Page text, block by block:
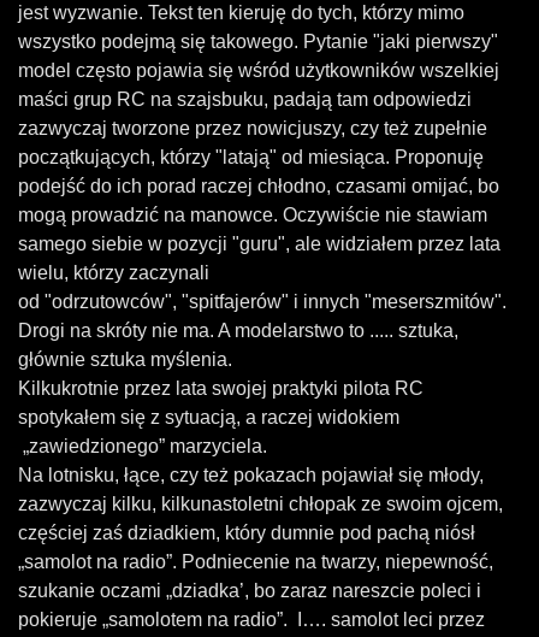
jest wyzwanie. Tekst ten kieruję do tych, którzy mimo
wszystko podejmą się takowego. Pytanie "jaki pierwszy"
model często pojawia się wśród użytkowników wszelkiej
maści grup RC na szajsbuku, padają tam odpowiedzi
zazwyczaj tworzone przez nowicjuszy, czy też zupełnie
początkujących, którzy "latają" od miesiąca. Proponuję
podejść do ich porad raczej chłodno, czasami omijać, bo
mogą prowadzić na manowce. Oczywiście nie stawiam
samego siebie w pozycji "guru", ale widziałem przez lata
wielu, którzy zaczynali
od "odrzutowców", "spitfajerów" i innych "meserszmitów".
Drogi na skróty nie ma. A modelarstwo to ..... sztuka,
głównie sztuka myślenia.
Kilkukrotnie przez lata swojej praktyki pilota RC
spotykałem się z sytuacją, a raczej widokiem
„zawiedzionego” marzyciela.
Na lotnisku, łące, czy też pokazach pojawiał się młody,
zazwyczaj kilku, kilkunastoletni chłopak ze swoim ojcem,
częściej zaś dziadkiem, który dumnie pod pachą niósł
„samolot na radio”. Podniecenie na twarzy, niepewność,
szukanie oczami „dziadka’, bo zaraz nareszcie poleci i
pokieruje „samolotem na radio”. I…. samolot leci przez